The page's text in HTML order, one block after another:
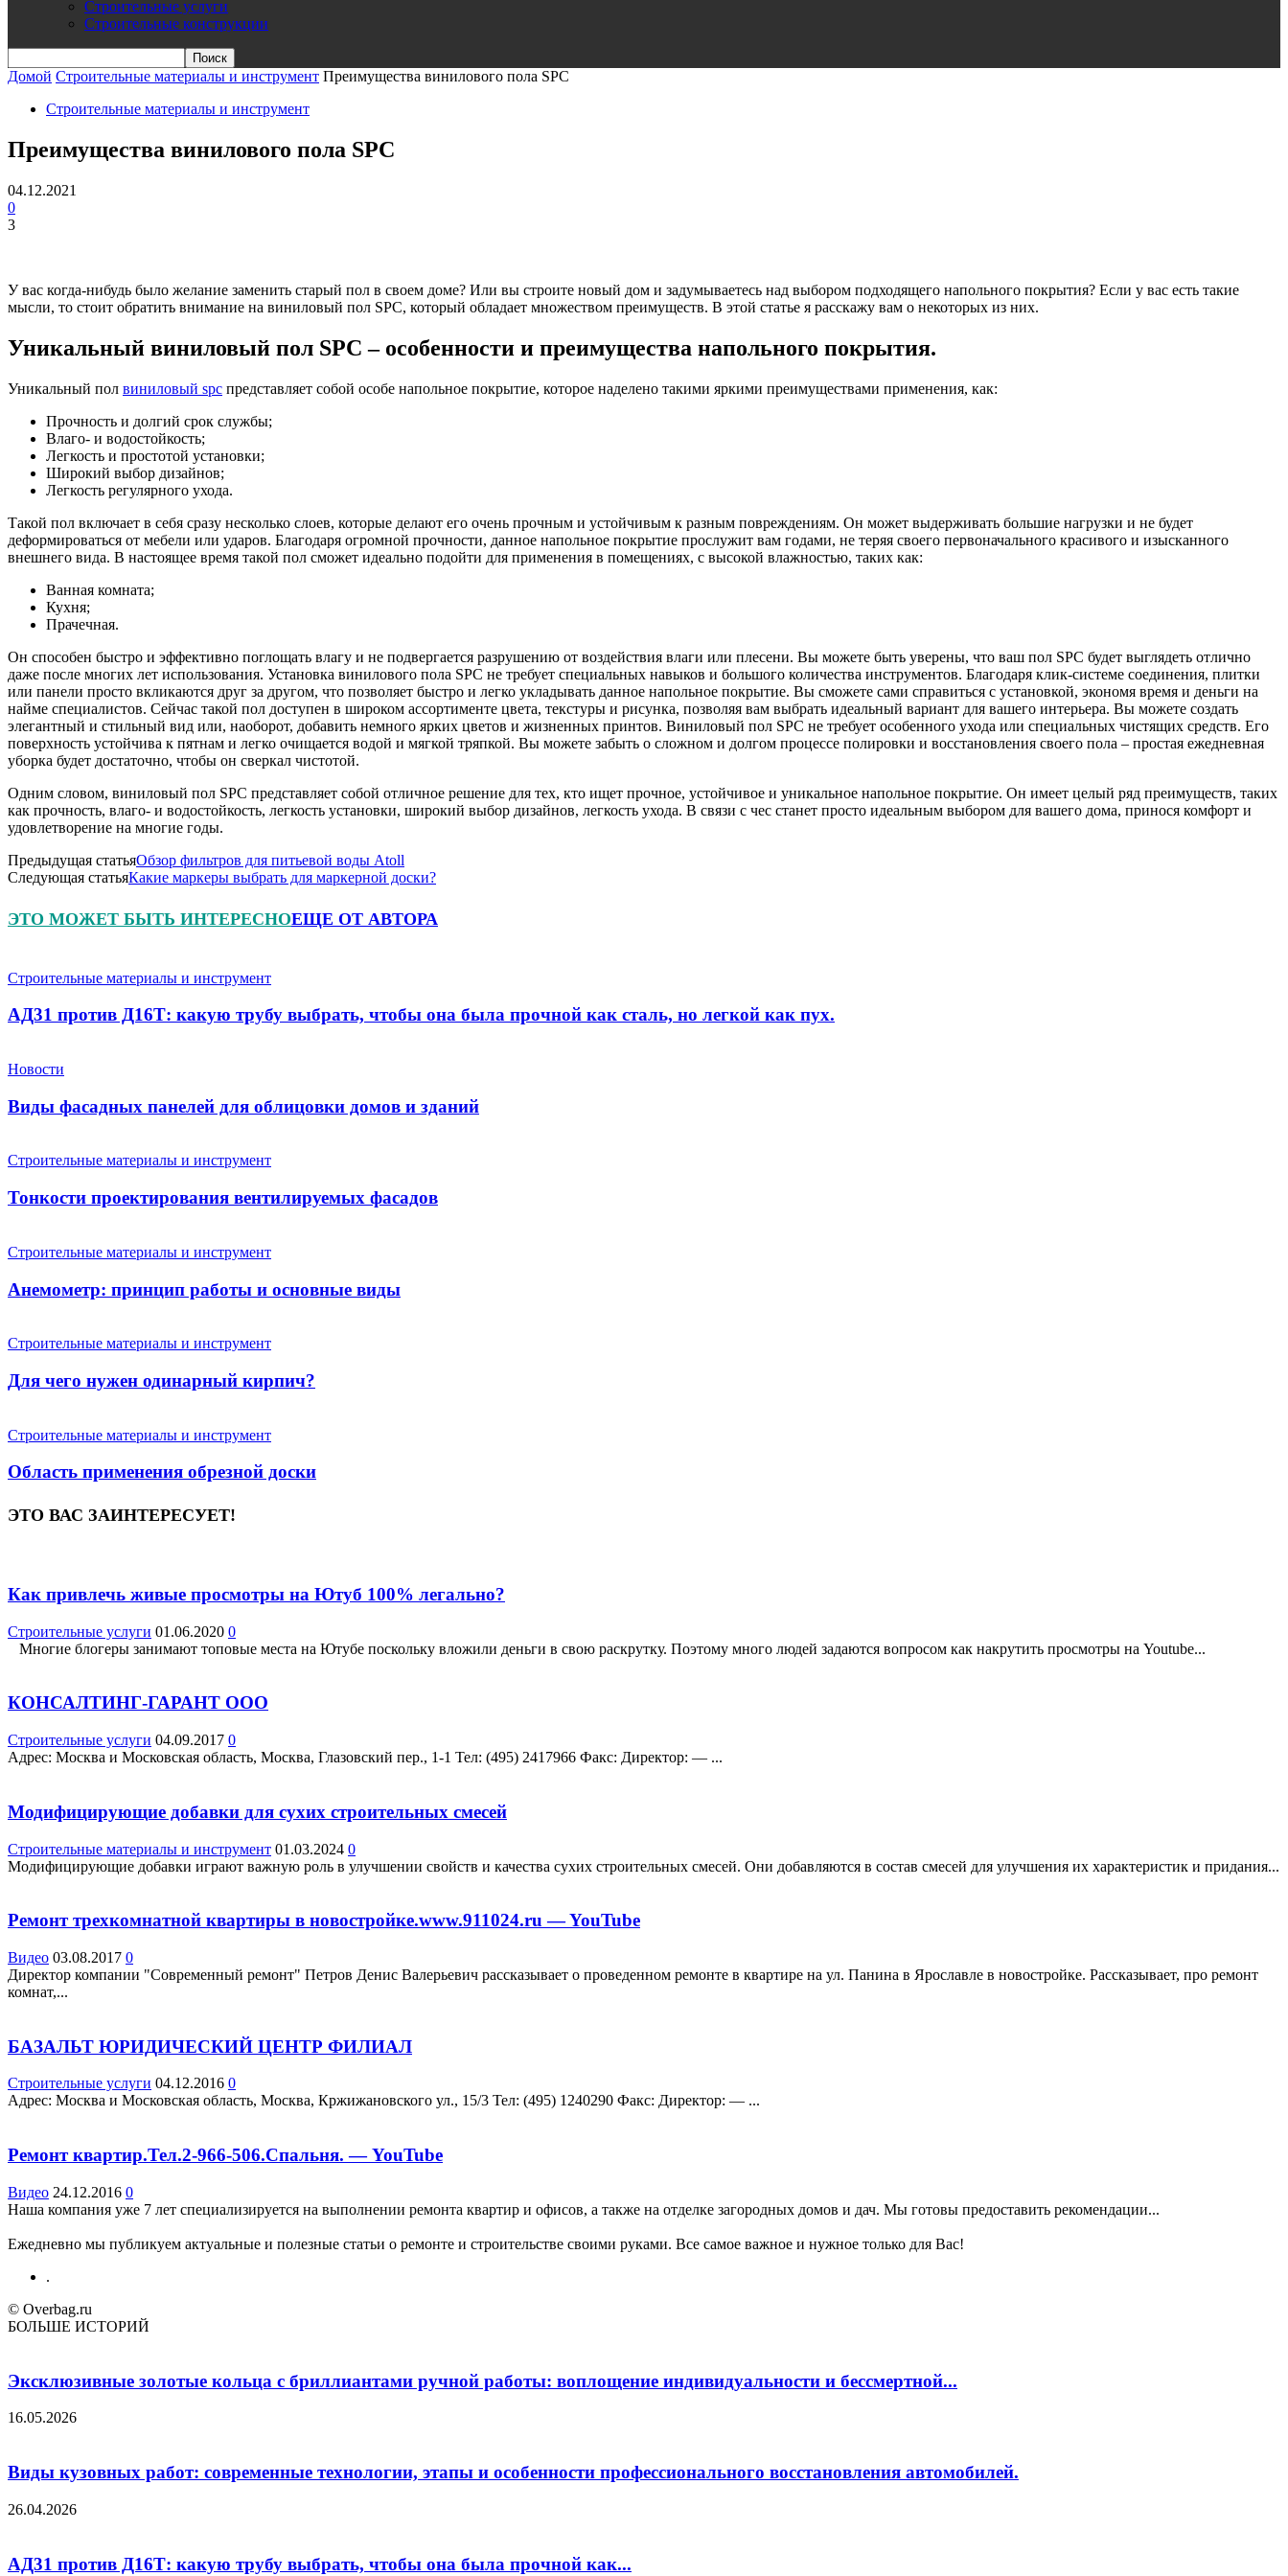
Строительные услуги
Строительные конструкции
Домой Строительные материалы и инструмент Преимущества винилового пола SPC
Строительные материалы и инструмент
Преимущества винилового пола SPC
04.12.2021
0
3
У вас когда-нибудь было желание заменить старый пол в своем доме? Или вы строите новый дом и задумываетесь над выбором подходящего напольного покрытия? Если у вас есть такие
мысли, то стоит обратить внимание на виниловый пол SPC, который обладает множеством преимуществ. В этой статье я расскажу вам о некоторых из них.
Уникальный виниловый пол SPC – особенности и преимущества напольного покрытия.
Уникальный пол виниловый spc представляет собой особе напольное покрытие, которое наделено такими яркими преимуществами применения, как:
Прочность и долгий срок службы;
Влаго- и водостойкость;
Легкость и простотой установки;
Широкий выбор дизайнов;
Легкость регулярного ухода.
Такой пол включает в себя сразу несколько слоев, которые делают его очень прочным и устойчивым к разным повреждениям. Он может выдерживать большие нагрузки и не будет
деформироваться от мебели или ударов. Благодаря огромной прочности, данное напольное покрытие прослужит вам годами, не теряя своего первоначального красивого и изысканного
внешнего вида. В настоящее время такой пол сможет идеально подойти для применения в помещениях, с высокой влажностью, таких как:
Ванная комната;
Кухня;
Прачечная.
Он способен быстро и эффективно поглощать влагу и не подвергается разрушению от воздействия влаги или плесени. Вы можете быть уверены, что ваш пол SPC будет выглядеть отлично
даже после многих лет использования. Установка винилового пола SPC не требует специальных навыков и большого количества инструментов. Благодаря клик-системе соединения, плитки
или панели просто вкликаются друг за другом, что позволяет быстро и легко укладывать данное напольное покрытие. Вы сможете сами справиться с установкой, экономя время и деньги на
найме специалистов. Сейчас такой пол доступен в широком ассортименте цвета, текстуры и рисунка, позволяя вам выбрать идеальный вариант для вашего интерьера. Вы можете создать
элегантный и стильный вид или, наоборот, добавить немного ярких цветов и жизненных принтов. Виниловый пол SPC не требует особенного ухода или специальных чистящих средств. Его
поверхность устойчива к пятнам и легко очищается водой и мягкой тряпкой. Вы можете забыть о сложном и долгом процессе полировки и восстановления своего пола – простая ежедневная
уборка будет достаточно, чтобы он сверкал чистотой.
Одним словом, виниловый пол SPC представляет собой отличное решение для тех, кто ищет прочное, устойчивое и уникальное напольное покрытие. Он имеет целый ряд преимуществ, таких
как прочность, влаго- и водостойкость, легкость установки, широкий выбор дизайнов, легкость ухода. В связи с чес станет просто идеальным выбором для вашего дома, принося комфорт и
удовлетворение на многие годы.
Предыдущая статьяОбзор фильтров для питьевой воды Atoll
Следующая статьяКакие маркеры выбрать для маркерной доски?
ЭТО МОЖЕТ БЫТЬ ИНТЕРЕСНОЕЩЕ ОТ АВТОРА
Строительные материалы и инструмент
АД31 против Д16Т: какую трубу выбрать, чтобы она была прочной как сталь, но легкой как пух.
Новости
Виды фасадных панелей для облицовки домов и зданий
Строительные материалы и инструмент
Тонкости проектирования вентилируемых фасадов
Строительные материалы и инструмент
Анемометр: принцип работы и основные виды
Строительные материалы и инструмент
Для чего нужен одинарный кирпич?
Строительные материалы и инструмент
Область применения обрезной доски
ЭТО ВАС ЗАИНТЕРЕСУЕТ!
Как привлечь живые просмотры на Ютуб 100% легально?
Строительные услуги 01.06.2020 0
Многие блогеры занимают топовые места на Ютубе поскольку вложили деньги в свою раскрутку. Поэтому много людей задаются вопросом как накрутить просмотры на Youtube...
КОНСАЛТИНГ-ГАРАНТ ООО
Строительные услуги 04.09.2017 0
Адрес: Москва и Московская область, Москва, Глазовский пер., 1-1 Teл: (495) 2417966 Факс: Директор: — ...
Модифицирующие добавки для сухих строительных смесей
Строительные материалы и инструмент 01.03.2024 0
Модифицирующие добавки играют важную роль в улучшении свойств и качества сухих строительных смесей. Они добавляются в состав смесей для улучшения их характеристик и придания...
Ремонт трехкомнатной квартиры в новостройке.www.911024.ru — YouTube
Видео 03.08.2017 0
Директор компании "Современный ремонт" Петров Денис Валерьевич рассказывает о проведенном ремонте в квартире на ул. Панина в Ярославле в новостройке. Рассказывает, про ремонт
комнат,...
БАЗАЛЬТ ЮРИДИЧЕСКИЙ ЦЕНТР ФИЛИАЛ
Строительные услуги 04.12.2016 0
Адрес: Москва и Московская область, Москва, Кржижановского ул., 15/3 Teл: (495) 1240290 Факс: Директор: — ...
Ремонт квартир.Тел.2-966-506.Спальня. — YouTube
Видео 24.12.2016 0
Наша компания уже 7 лет специализируется на выполнении ремонта квартир и офисов, а также на отделке загородных домов и дач. Мы готовы предоставить рекомендации...
Ежедневно мы публикуем актуальные и полезные статьи о ремонте и строительстве своими руками. Все самое важное и нужное только для Вас!
.
© Overbag.ru
БОЛЬШЕ ИСТОРИЙ
Эксклюзивные золотые кольца с бриллиантами ручной работы: воплощение индивидуальности и бессмертной...
16.05.2026
Виды кузовных работ: современные технологии, этапы и особенности профессионального восстановления автомобилей.
26.04.2026
АД31 против Д16Т: какую трубу выбрать, чтобы она была прочной как...